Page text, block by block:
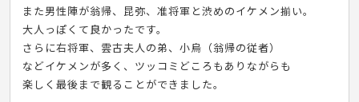
また男性陣が翁帰、昆弥、准将軍と渋めのイケメン揃い。
大人っぽくて良かったです。
さらに右将軍、雲古夫人の弟、小烏（翁帰の従者）
などイケメンが多く、ツッコミどころもありながらも
楽しく最後まで観ることができました。